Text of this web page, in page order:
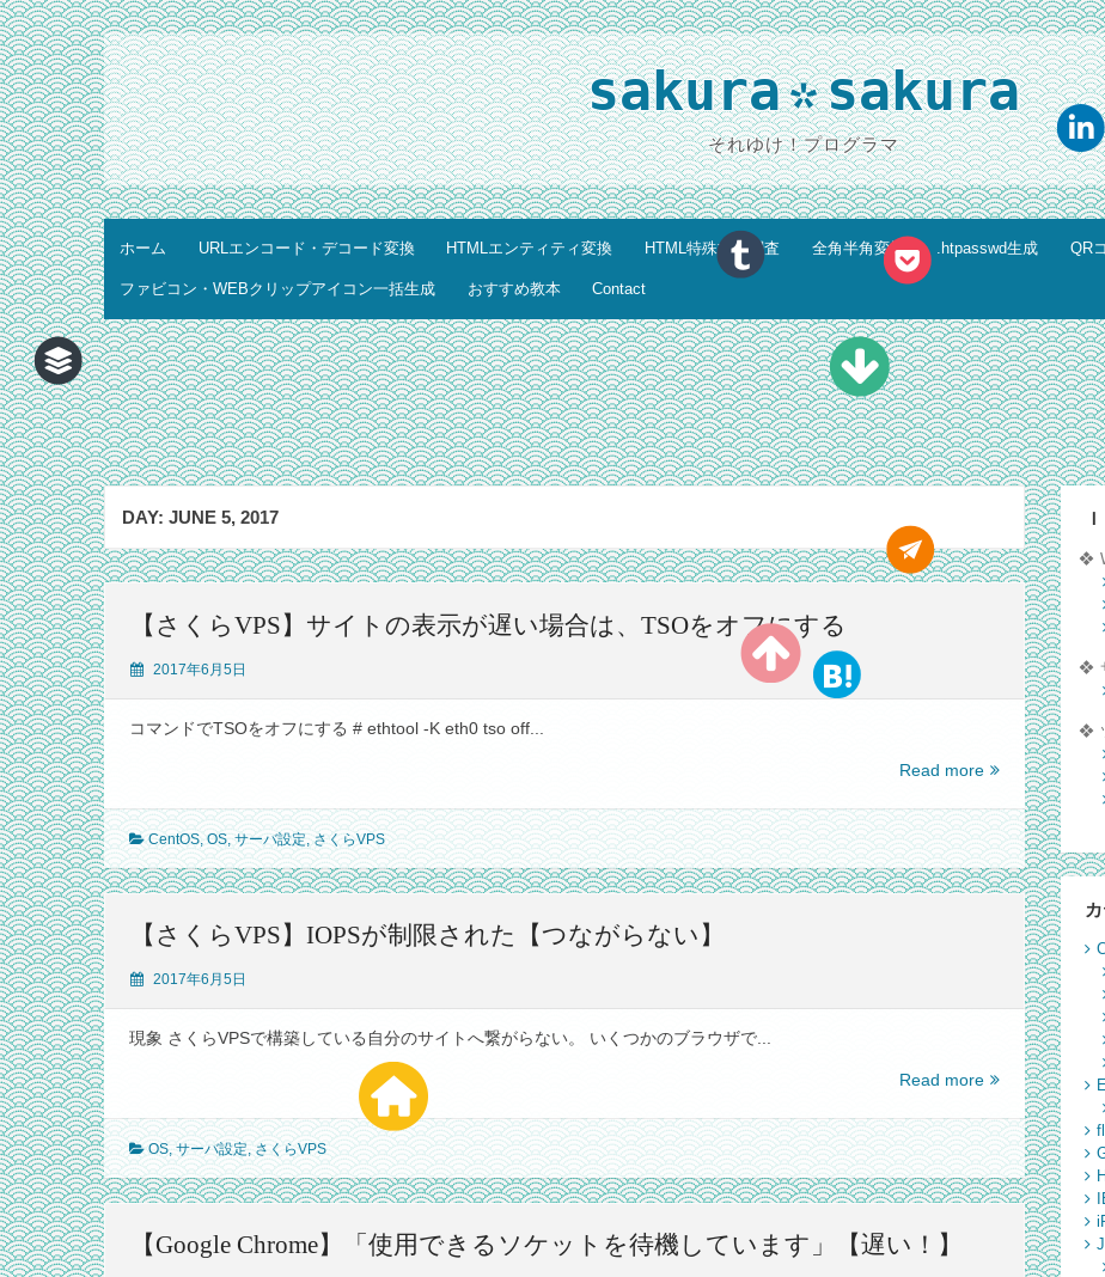
sakura*sakura
それゆけ！プログラマ
ホーム URLエンコード・デコード変換 HTMLエンティティ変換 HTML特殊文字調査 全角半角変換 .htpasswd生成 QR
ファビコン・WEBクリップアイコン一括生成 おすすめ教本 Contact
DAY: JUNE 5, 2017
【さくらVPS】サイトの表示が遅い場合は、TSOをオフにする
2017年6月5日
コマンドでTSOをオフにする # ethtool -K eth0 tso off...
Read more【さ
ら
VPS】
サ
イ
合
は、
TSO
を
CentOS,OS,サーバ設定,さくらVPS
【さくらVPS】IOPSが制限された【つながらない】
2017年6月5日
現象 さくらVPSで構築している自分のサイトへ繋がらない。 いくつかのブラウザで...
Read more【さ
ら
VPS】
IOPS
が
OS,サーバ設定,さくらVPS
【Google Chrome】「使用できるソケットを待機しています」【遅い！】